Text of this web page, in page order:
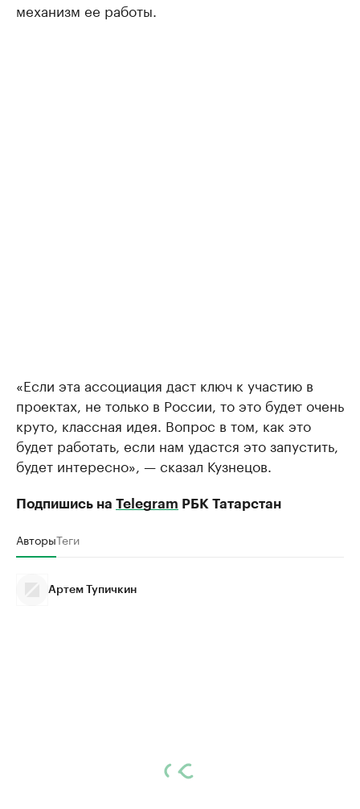
механизм ее работы.
«Если эта ассоциация даст ключ к участию в
проектах, не только в России, то это будет очень
круто, классная идея. Вопрос в том, как это
будет работать, если нам удастся это запустить,
будет интересно», — сказал Кузнецов.
Подпишись на Telegram РБК Татарстан
АвторыТеги
Артем Тупичкин